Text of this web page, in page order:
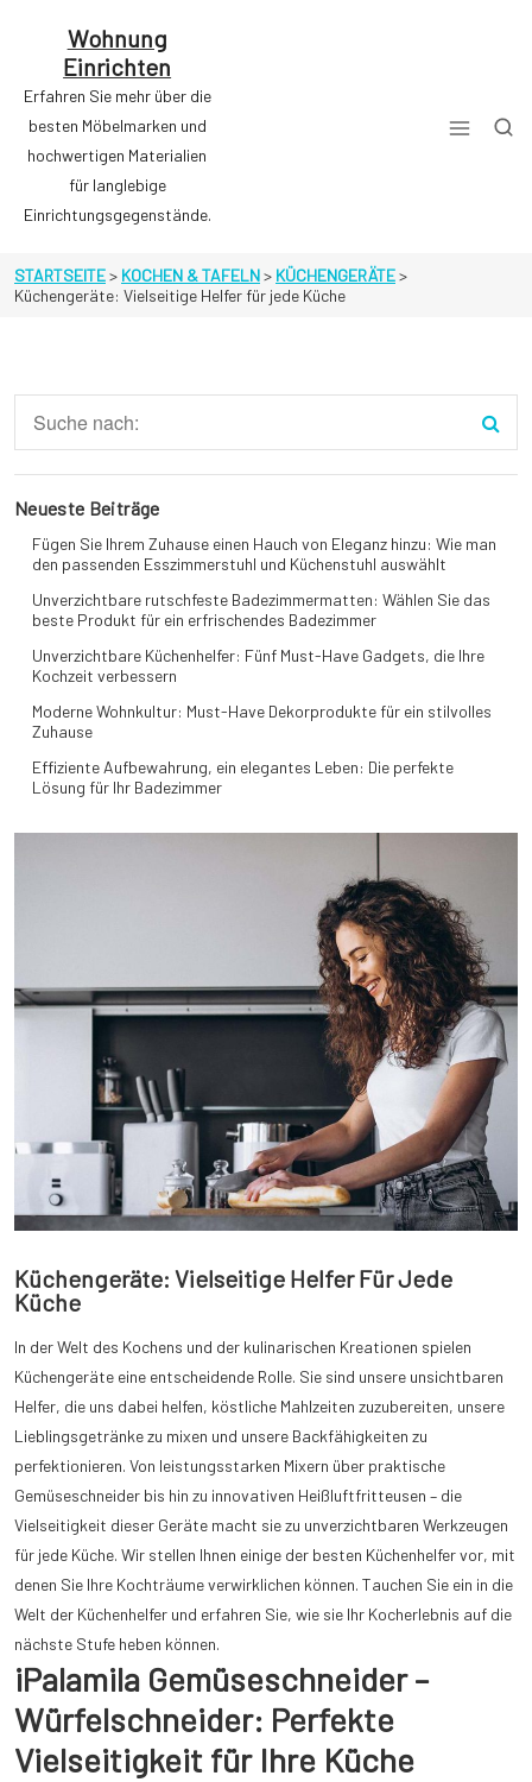
Wohnung
Einrichten
Erfahren Sie mehr über die
besten Möbelmarken und
hochwertigen Materialien
für langlebige
Einrichtungsgegenstände.
STARTSEITE> KOCHEN & TAFELN> KÜCHENGERÄTE>
Küchengeräte: Vielseitige Helfer für jede Küche
Küchengeräte: Vielseitige Helfer Für Jede
Küche
In der Welt des Kochens und der kulinarischen Kreationen spielen
Küchengeräte eine entscheidende Rolle. Sie sind unsere unsichtbaren
Helfer, die uns dabei helfen, köstliche Mahlzeiten zuzubereiten, unsere
Lieblingsgetränke zu mixen und unsere Backfähigkeiten zu
perfektionieren. Von leistungsstarken Mixern über praktische
Gemüseschneider bis hin zu innovativen Heißluftfritteusen – die
Vielseitigkeit dieser Geräte macht sie zu unverzichtbaren Werkzeugen
für jede Küche. Wir stellen Ihnen einige der besten Küchenhelfer vor, mit
denen Sie Ihre Kochträume verwirklichen können. Tauchen Sie ein in die
Welt der Küchenhelfer und erfahren Sie, wie sie Ihr Kocherlebnis auf die
nächste Stufe heben können.
iPalamila Gemüseschneider –
Würfelschneider: Perfekte
Vielseitigkeit für Ihre Küche
Neueste Beiträge
Fügen Sie Ihrem Zuhause einen Hauch von Eleganz hinzu: Wie man
den passenden Esszimmerstuhl und Küchenstuhl auswählt
Unverzichtbare rutschfeste Badezimmermatten: Wählen Sie das
beste Produkt für ein erfrischendes Badezimmer
Unverzichtbare Küchenhelfer: Fünf Must-Have Gadgets, die Ihre
Kochzeit verbessern
Moderne Wohnkultur: Must-Have Dekorprodukte für ein stilvolles
Zuhause
Effiziente Aufbewahrung, ein elegantes Leben: Die perfekte
Lösung für Ihr Badezimmer